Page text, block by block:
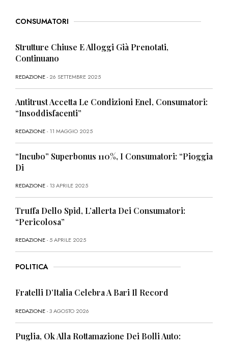
CONSUMATORI
Strutture Chiuse E Alloggi Già Prenotati,
Continuano
REDAZIONE- 26 SETTEMBRE 2025
Antitrust Accetta Le Condizioni Enel, Consumatori:
“Insoddisfacenti”
REDAZIONE- 11 MAGGIO 2025
“Incubo” Superbonus 110%, I Consumatori: “Pioggia
Di
REDAZIONE- 13 APRILE 2025
Truffa Dello Spid, L’allerta Dei Consumatori:
“Pericolosa”
REDAZIONE- 5 APRILE 2025
POLITICA
Fratelli D’Italia Celebra A Bari Il Record
REDAZIONE- 3 AGOSTO 2026
Puglia, Ok Alla Rottamazione Dei Bolli Auto: